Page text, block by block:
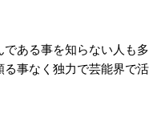
ある事を知らない人も多
る事なく独力で芸能界で活